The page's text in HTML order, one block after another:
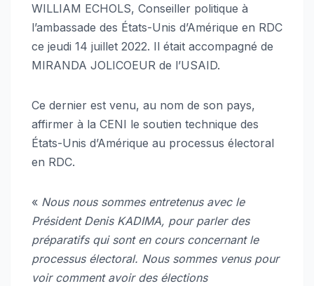
WILLIAM ECHOLS, Conseiller politique à
l’ambassade des États-Unis d’Amérique en RDC
ce jeudi 14 juillet 2022. Il était accompagné de
MIRANDA JOLICOEUR de l’USAID.
Ce dernier est venu, au nom de son pays,
affirmer à la CENI le soutien technique des
États-Unis d’Amérique au processus électoral
en RDC.
« Nous nous sommes entretenus avec le
Président Denis KADIMA, pour parler des
préparatifs qui sont en cours concernant le
processus électoral. Nous sommes venus pour
voir comment avoir des élections